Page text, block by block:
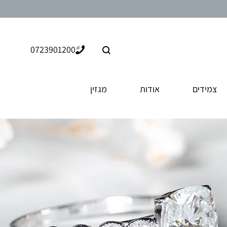
חיפוש 0723901200
צמידים אודות
מגזין